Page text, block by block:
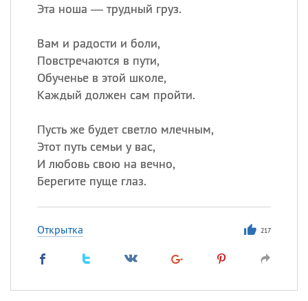
Эта ноша — трудный груз.
Вам и радости и боли,
Повстречаются в пути,
Обученье в этой школе,
Каждый должен сам пройти.
Пусть же будет светло млечным,
Этот путь семьи у вас,
И любовь свою на вечно,
Берегите пуще глаз.
Открытка 217